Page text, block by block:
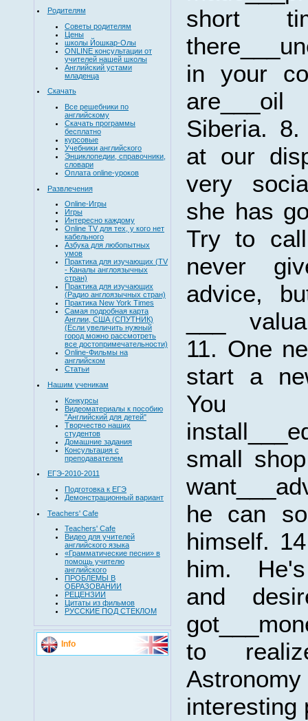
Родителям
Советы родителям
Цены
школы Йошкар-Олы
ONLINE консультации от
учителей нашей школы
Английский устами
младенца
Скачать
Все решебники по
английскому
Скачать программы
бесплатно
курсовые
Учебники английского
Энциклопедии, справочники,
словари
Оплата online-уроков
Развлечения
Online-Игры
Игры
Интересно каждому
Online TV для тех, у кого нет
кабельного
Азбука для любопытных
умов
Практика для изучающих (TV
- Каналы англоязычных
стран)
Практика для изучающих
(Радио англоязычных стран)
Практика New York Times
Самая подробная карта
Англии, США (СПУТНИК)
(Если увеличить нужный
город можно рассмотреть
все достопримечательности)
Online-Фильмы на
английском
Статьи
Нашим ученикам
Конкурсы
Видеоматериалы к пособию
"Английский для детей"
Творчество наших
студентов
Домашние задания
Консультация с
преподавателем
ЕГЭ-2010-2011
Подготовка к ЕГЭ
Демонстрационный вариант
Teachers' Cafe
Teachers' Cafe
Видео для учителей
английского языка
«Грамматические песни» в
помощь учителю
английского
ПРОБЛЕМЫ В
ОБРАЗОВАНИИ
РЕЦЕНЗИИ
Цитаты из фильмов
РУССКИЕ ПОД СТЕКЛОМ
Info
short
in your
Siberia. 8.
at our
very
she has
Try to
never
advice,
___
11. One
start a
small
he can
himself.
him.
and
to
interesting